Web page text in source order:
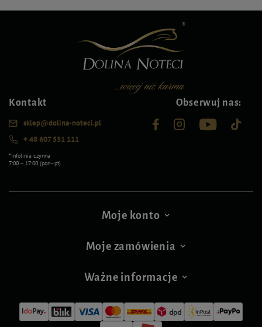
Kontakt
sklep@dolina-noteci.pl
+ 48 607 551 111
*Infolinia czynna
7:00 – 17:00 (pon–pt)
Obserwuj nas:
Moje konto
Moje zamówienia
Ważne informacje